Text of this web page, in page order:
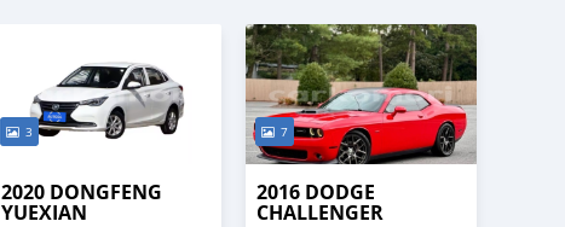
3
2020 DONGFENG
YUEXIAN
7
2016 DODGE
CHALLENGER